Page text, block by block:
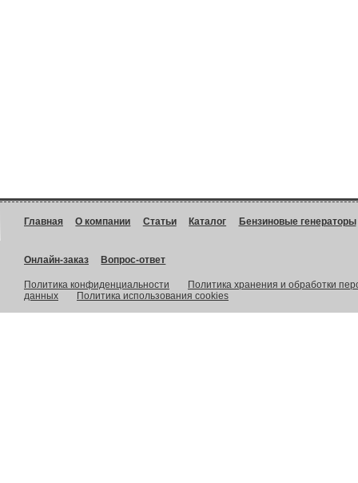
Главная О компании Статьи Каталог Бензиновые генераторы
Онлайн-заказ Вопрос-ответ
Политика конфиденциальности
Политика хранения и обработки
данных
Политика использования cookies